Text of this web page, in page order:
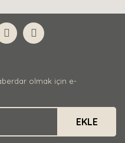
olmak için e-
EKLE